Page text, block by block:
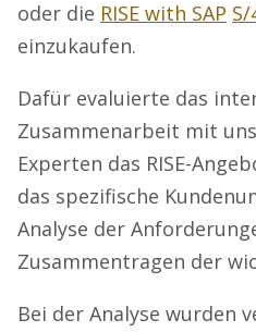
oder die RISE with SAP
einzukaufen.
Dafür evaluierte das
Zusammenarbeit mit
Experten das RISE-
das spezifische
Analyse der
Zusammentragen der
Bei der Analyse wurden